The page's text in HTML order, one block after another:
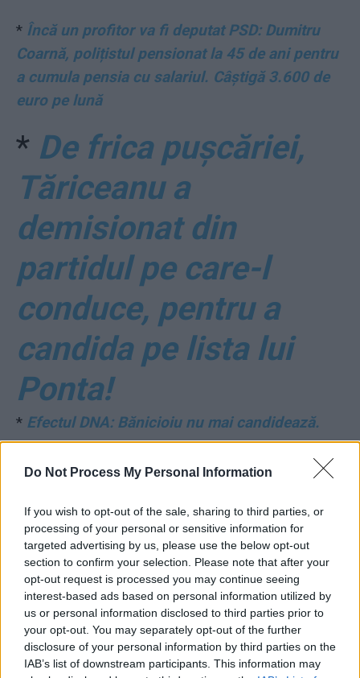
Do Not Process My Personal Information
If you wish to opt-out of the sale, sharing to third parties, or
processing of your personal or sensitive information for
targeted advertising by us, please use the below opt-out
section to confirm your selection. Please note that after your
opt-out request is processed you may continue seeing
interest-based ads based on personal information utilized by
us or personal information disclosed to third parties prior to
your opt-out. You may separately opt-out of the further
disclosure of your personal information by third parties on the
IAB’s list of downstream participants. This information may
* Încă un profitor va fi deputat PSD: Dumitru
Coarnă, polițistul pensionat la 45 de ani pentru
a cumula pensia cu salariul. Câștigă 3.600 de
euro pe lună
* De frica pușcăriei,
Tăriceanu a
demisionat din
partidul pe care-l
conduce, pentru a
candida pe lista lui
Ponta!
* Efectul DNA: Bănicioiu nu mai candidează.
Șpăgile luate ca ministru i-au explodat în nas.
Ponta zice că e dosar politic
*PNL și USR încearcă
să anuleze la CCR
numirea lui Iordache.
Soluția de rezervă: va